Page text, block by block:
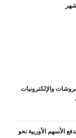
والإلكترونيات
الأسهم الأوربية نحو